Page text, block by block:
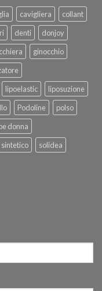
cavigliera
collant
denti
donjoy
ginocchio
lipoelastic
liposuzione
Podoline
polso
donna
sintetico
solidea